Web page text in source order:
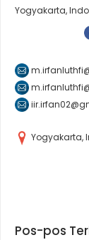
Yogyakarta,
Yogyakarta,
Pos-pos